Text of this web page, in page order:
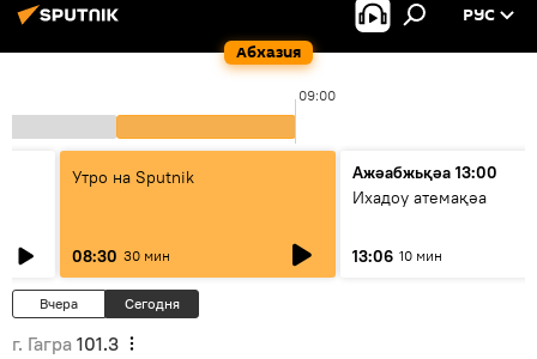
Абхазия
РУС
09:00
Утро на Sputnik
08:30 30 мин
Ажәабжьқәа 13:00
Ихадоу атемақәа
13:06 10 мин
Вчера Сегодня
г. Гагра 101.3